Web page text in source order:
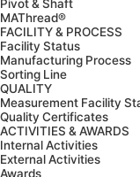
Pivot & Shaft
MAThread®
FACILITY & PROCESS
Facility Status
Manufacturing Process
Sorting Line
QUALITY
Measurement Facility
Quality Certificates
ACTIVITIES & AWARDS
Internal Activities
External Activities
Awards